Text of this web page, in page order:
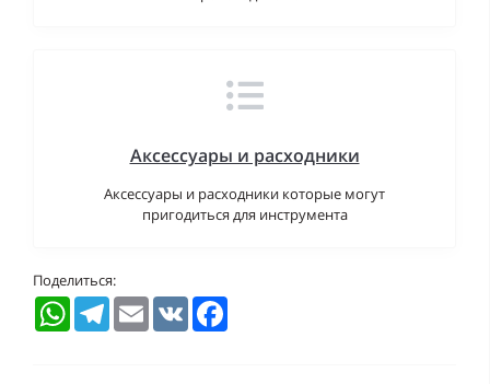
Аксессуары и расходники
Аксессуары и расходники которые могут
пригодиться для инструмента
Поделиться:
WhatsAppTelegramEmail VK